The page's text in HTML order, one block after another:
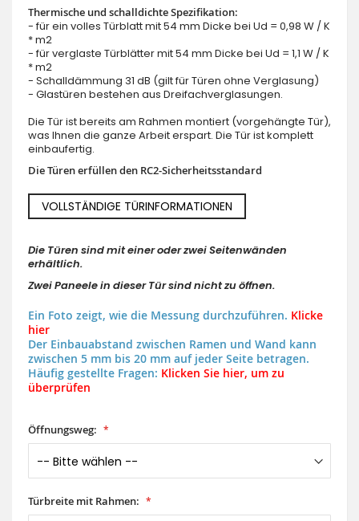
Thermische und schalldichte Spezifikation:
- für ein volles Türblatt mit 54 mm Dicke bei Ud = 0,98 W / K
* m2
- für verglaste Türblätter mit 54 mm Dicke bei Ud = 1,1 W / K
* m2
- Schalldämmung 31 dB (gilt für Türen ohne Verglasung)
- Glastüren bestehen aus Dreifachverglasungen.
Die Tür ist bereits am Rahmen montiert (vorgehängte Tür),
was Ihnen die ganze Arbeit erspart. Die Tür ist komplett
einbaufertig.
Die Türen erfüllen den RC2-Sicherheitsstandard
VOLLSTÄNDIGE TÜRINFORMATIONEN
Die Türen sind mit einer oder zwei Seitenwänden
erhältlich.
Zwei Paneele in dieser Tür sind nicht zu öffnen.
Ein Foto zeigt, wie die Messung durchzuführen. Klicke
hier
Der Einbauabstand zwischen Ramen und Wand kann
zwischen 5 mm bis 20 mm auf jeder Seite betragen.
Häufig gestellte Fragen: Klicken Sie hier, um zu
überprüfen
Öffnungsweg:
Türbreite mit Rahmen: